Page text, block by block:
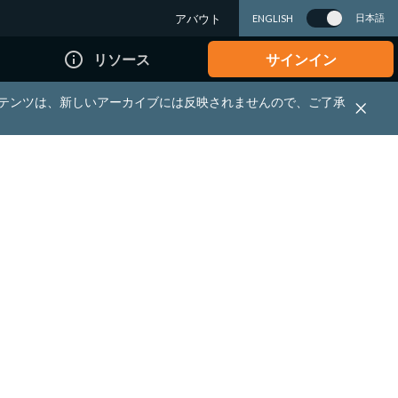
アバウト ENGLISH 日本語
info_outline リソース サインイン
ツは、新しいアーカイブには反映されませんので、ご了承